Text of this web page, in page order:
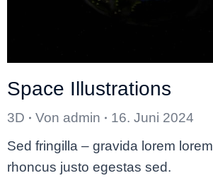
Space Illustrations
3D Von admin
16. Juni 2024
Sed fringilla – gravida lorem
rhoncus justo egestas sed.